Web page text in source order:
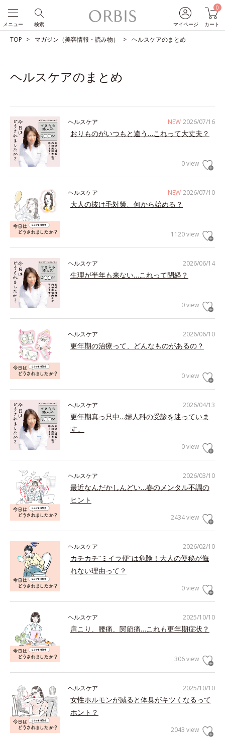
マイページ
0
カート
検索
メニュー
TOP マガジン（美容情報・読み物） ヘルスケアのまとめ
ヘルスケアのまとめ
NEW 2026/07/16
ヘルスケア
おりものがいつもと違う…これって大丈夫？
0 view
NEW 2026/07/10
ヘルスケア
大人の抜け毛対策、何から始める？
1120 view
2026/06/14
ヘルスケア
生理が半年も来ない…これって閉経？
0 view
2026/06/10
ヘルスケア
更年期の治療って、どんなものがあるの？
0 view
2026/04/13
ヘルスケア
更年期真っ只中…婦人科の受診を迷っていま
す。
0 view
2026/03/10
ヘルスケア
最近なんだかしんどい…春のメンタル不調の
ヒント
2434 view
2026/02/10
ヘルスケア
カチカチ“ミイラ便”は危険！大人の便秘が侮
れない理由って？
0 view
2025/10/10
ヘルスケア
肩こり、腰痛、関節痛…これも更年期症状？
306 view
2025/10/10
ヘルスケア
女性ホルモンが減ると体臭がキツくなるって
ホント？
2043 view